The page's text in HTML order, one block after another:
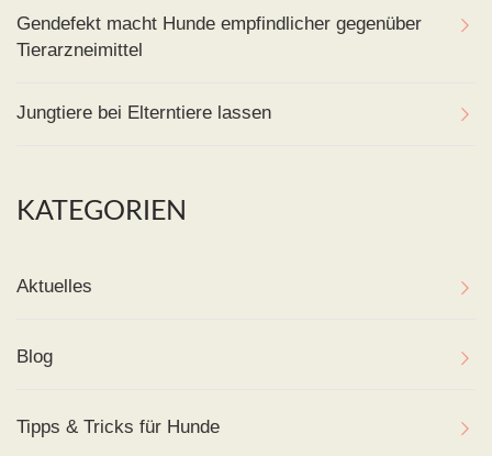
Gendefekt macht Hunde empfindlicher gegenüber
Tierarzneimittel
Jungtiere bei Elterntiere lassen
KATEGORIEN
Aktuelles
Blog
Tipps & Tricks für Hunde